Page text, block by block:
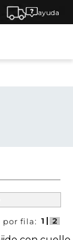
ayuda